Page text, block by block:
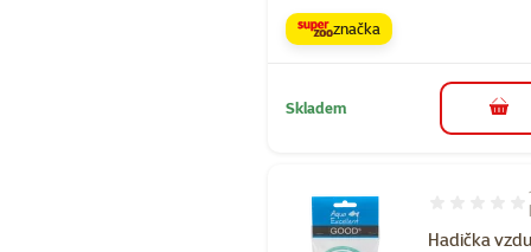
značka
Skladem do
Hadička
Hodnocení